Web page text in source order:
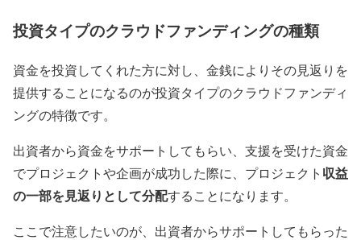
投資タイプのクラウドファンディングの種類
資金を投資してくれた方に対し、金銭によりその見返りを
提供することになるのが投資タイプのクラウドファンディ
ングの特徴です。
出資者から資金をサポートしてもらい、支援を受けた資金
でプロジェクトや企画が成功した際に、プロジェクト 収益
の一部を見返りとして分配することになります。
ここで注意したいのが、出資者からサポートしてもらった